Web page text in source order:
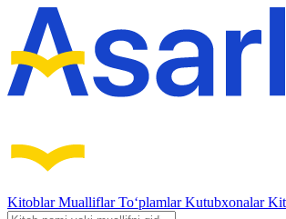
KitoblarMualliflarTo‘plamlarKutubxonalar